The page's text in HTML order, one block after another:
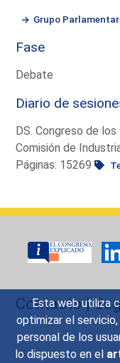
Esta web utiliza
optimizar el
personal de los
lo dispuesto en el
Grupo
Fase
Debate
Diario de
DS. Congreso de
Comisión de
Páginas: 15269
Contacto|